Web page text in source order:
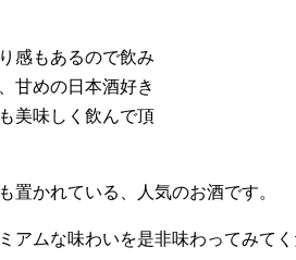
感もあるので飲み
甘めの日本酒好き
美味しく飲んで頂
置かれている、人気のお酒です。
アムな味わいを是非味わってみて